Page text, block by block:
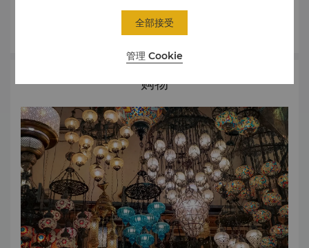
高的巨大穹顶之下，游客可以欣赏长廊墙壁上拜占庭时期精美
的马赛克镶嵌画。
海军博物馆 (Naval Museum)
海军博物馆建于 1897 年，就坐落在香格里拉酒店旁边，展示
该博物馆还收藏着大量历史文物，包括一艘 17 世纪的战舰。
伊斯坦布尔考古博物馆
由三个独立的博物馆组成，拥有 100 多万件海量藏品，涵盖对
整个人类历史产生深远影响的亚述、赫梯、埃及、希腊、罗
马、拜占庭和奥斯曼等不同文明时期。
王子群岛 (Prince's Islands)
王子群岛是一处远离城市喧嚣的世外桃源。距离市区一小时车
和远足步道。
博斯普鲁斯海峡 (Bosphorus Strait)
普鲁斯海峡，可尽览城市美景，尤其是在傍晚时分。
耶尔德兹公园 (Yıldız Park)
境静谧祥和，不仅给人远避尘嚣之感，更让人仿佛置身于另一
个星球。
了解更多
购物
管理 Cookie
全部接受